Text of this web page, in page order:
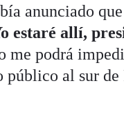
anunciado
estaré allí,
me podrá
público al sur